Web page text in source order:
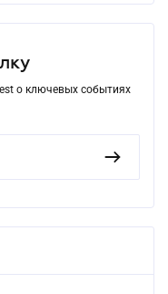
о ключевых событиях